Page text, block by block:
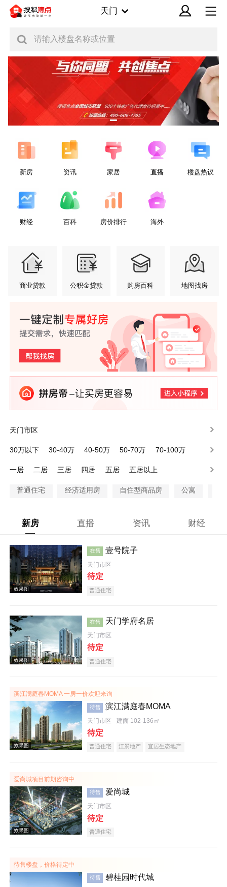
天门
请输入楼盘名称或位置
新房 资讯 家居 直播 楼盘热议
财经 百科 房价排行 海外
商业贷款 公积金贷款 购房百科 地图找房
天门市区
30万以下 30-40万 40-50万 50-70万
70-100万
一居
二居 三居 四居 五居 五居以上
普通住宅 经济适用房 自住型商品房 公寓
新房 直播 资讯 财经
效果图
在售 壹号院子
天门市区
待定
普通住宅
效果图
在售 天门学府名居
天门市区
待定
普通住宅
滨江满庭春MOMA 一房一价欢迎来询
待售 滨江满庭春MOMA
天门市区 建面 102-136㎡
待定
普通住宅 江景地产 宜居生态地产
爱尚城项目前期咨询中
待售 爱尚城
天门市区
待定
普通住宅
待售楼盘，价格待定中
待售 碧桂园时代城